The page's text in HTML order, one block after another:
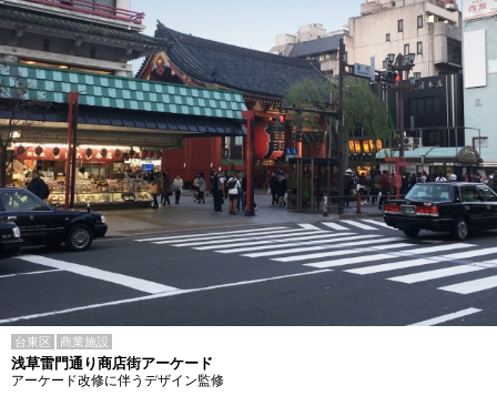
台東区 商業施設
浅草雷門通り商店街アーケード
アーケード改修に伴うデザイン監修